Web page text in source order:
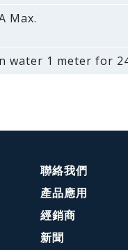
Max.
water 1 meter for
聯絡我們
產品應用
經銷商
新聞